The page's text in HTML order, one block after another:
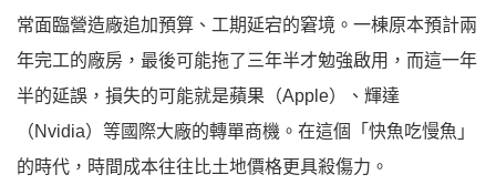
常面臨營造廠追加預算、工期延宕的窘境。一棟原本預計兩
年完工的廠房，最後可能拖了三年半才勉強啟用，而這一年
半的延誤，損失的可能就是蘋果（Apple）、輝達
（Nvidia）等國際大廠的轉單商機。在這個「快魚吃慢魚」
的時代，時間成本往往比土地價格更具殺傷力。